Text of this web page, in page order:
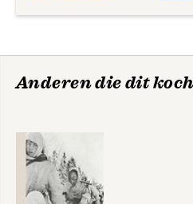
Anderen die dit